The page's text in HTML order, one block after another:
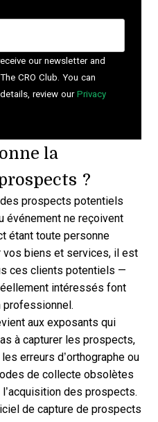
our newsletter and
CRO Club. You can
review our Privacy
la
?
prospects potentiels
événement ne reçoivent
étant toute personne
vos biens et services, il est
ces clients potentiels —
intéressés font
professionnel.
aux exposants qui
à capturer les prospects,
erreurs d’orthographe ou
de collecte obsolètes
des prospects.
de capture de prospects